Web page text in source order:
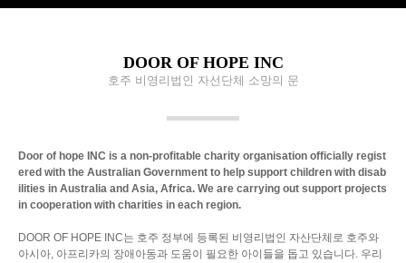
DOOR OF HOPE INC
호주 비영리법인 자선단체 소망의 문
Door of hope INC is a non-profitable charity organisation officially regist
ered with the Australian Government to help support children with disab
ilities in Australia and Asia, Africa. We are carrying out support projects
in cooperation with charities in each region.
DOOR OF HOPE INC는 호주 정부에 등록된 비영리법인 자산단체로 호주와
아시아, 아프리카의 장애아동과 도움이 필요한 아이들을 돕고 있습니다. 우리